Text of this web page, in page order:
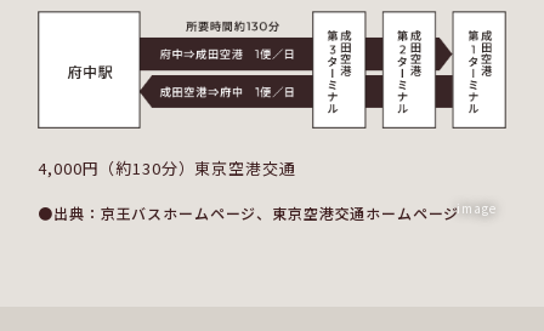
image
4,000円（約130分）東京空港交通
●出典：京王バスホームページ、東京空港交通ホームページ